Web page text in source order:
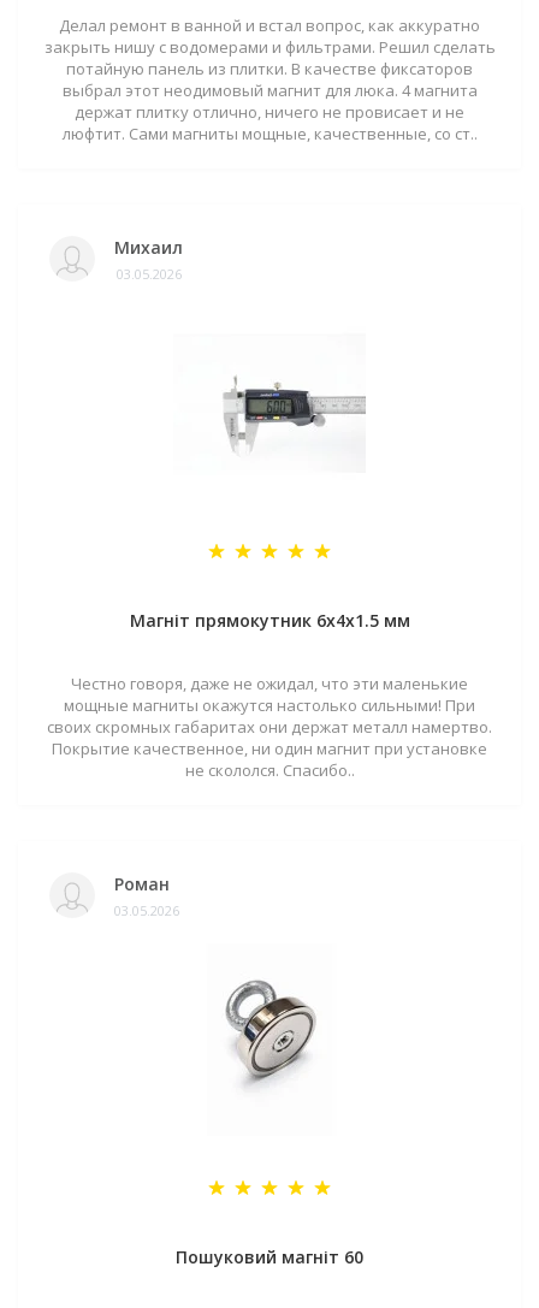
Делал ремонт в ванной и встал вопрос, как аккуратно
закрыть нишу с водомерами и фильтрами. Решил сделать
потайную панель из плитки. В качестве фиксаторов
выбрал этот неодимовый магнит для люка. 4 магнита
держат плитку отлично, ничего не провисает и не
люфтит. Сами магниты мощные, качественные, со ст..
Михаил
03.05.2026
Магніт прямокутник 6х4х1.5 мм
Честно говоря, даже не ожидал, что эти маленькие
мощные магниты окажутся настолько сильными! При
своих скромных габаритах они держат металл намертво.
Покрытие качественное, ни один магнит при установке
не скололся. Спасибо..
Роман
03.05.2026
Пошуковий магніт 60